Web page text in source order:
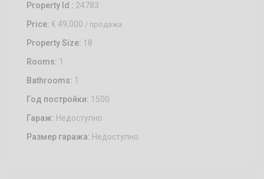
Property Id : 24783
Price: € 49,000 / продажа
Property Size: 18
Rooms: 1
Bathrooms: 1
Год постройки: 1500
Гараж: Недоступно
Размер гаража: Недоступно